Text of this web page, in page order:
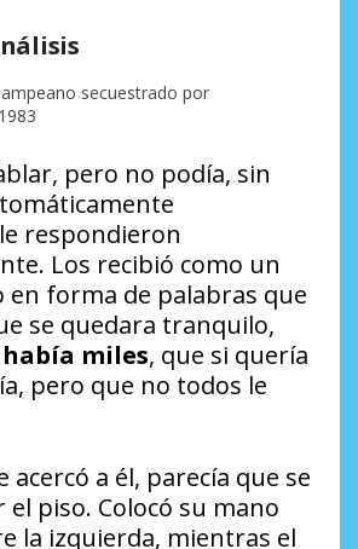
pero no podía, sin
respondieron
Los recibió como un
en forma de palabras que
se quedara tranquilo,
había miles, que si quería
pero que no todos le
acercó a él, parecía que se
el piso. Colocó su mano
la izquierda, mientras el